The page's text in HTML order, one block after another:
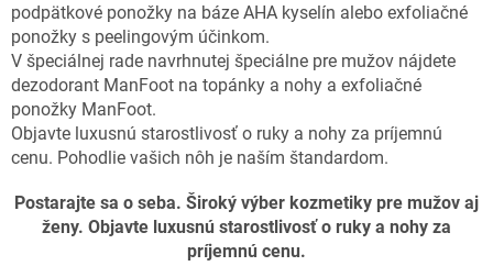
podpätkové ponožky na báze AHA kyselín alebo exfoliačné
ponožky s peelingovým účinkom.
V špeciálnej rade navrhnutej špeciálne pre mužov nájdete
dezodorant ManFoot na topánky a nohy a exfoliačné
ponožky ManFoot.
Objavte luxusnú starostlivosť o ruky a nohy za príjemnú
cenu. Pohodlie vašich nôh je naším štandardom.
Postarajte sa o seba. Široký výber kozmetiky pre mužov aj
ženy. Objavte luxusnú starostlivosť o ruky a nohy za
príjemnú cenu.